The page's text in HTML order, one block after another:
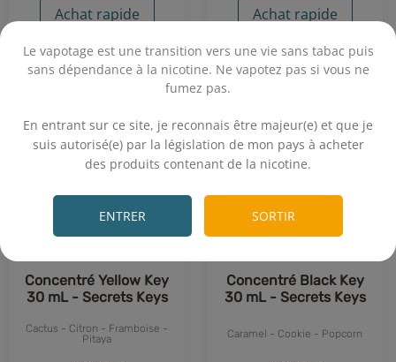
Le vapotage est une transition vers une vie sans tabac puis
sans dépendance à la nicotine. Ne vapotez pas si vous ne
fumez pas.
En entrant sur ce site, je reconnais être majeur(e) et que je
suis autorisé(e) par la législation de mon pays à acheter
des produits contenant de la nicotine.
ENTRER SORTIR
Achat rapide Achat rapide
NOUVEAUTÉ
Concentré Yellow Key
30 mL - Secrets Keys
Cactus - Citron - Framboise -
Pitaya
Concentré Black Key
30 mL - Secrets Keys
Caramel - Cookie - Popcorn